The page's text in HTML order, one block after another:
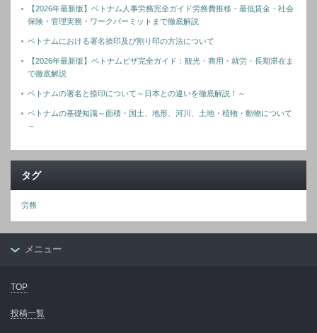
【2026年最新版】ベトナム人事労務完全ガイド労務費推移・最低賃金・社会
保険・管理実務・ワークパーミットまで徹底解説
ベトナムにおける署名捺印及び割り印の方法について
【2026年最新版】ベトナムビザ完全ガイド：観光・商用・就労・長期滞在ま
で徹底解説
ベトナムの署名と捺印について～日本との違いを徹底解説！～
ベトナムの基礎知識～面積・国土、地形、河川、土地・植物・動物について
～
タグ
労務
メニュー
TOP
投稿一覧